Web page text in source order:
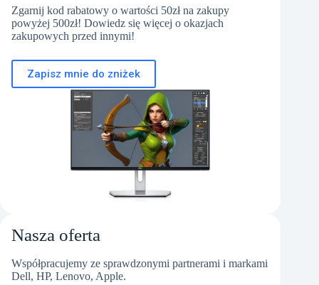
Zgarnij kod rabatowy o wartości 50zł na zakupy
powyżej 500zł! Dowiedz się więcej o okazjach
zakupowych przed innymi!
Zapisz mnie do zniżek
Nasza oferta
Współpracujemy ze sprawdzonymi partnerami i markami
Dell, HP, Lenovo, Apple.